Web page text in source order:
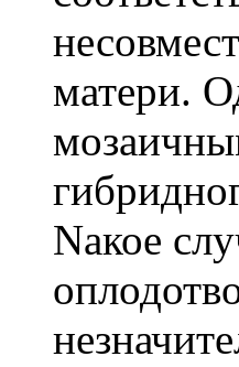
матери.
Nакое